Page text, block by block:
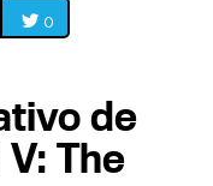
0
de
The